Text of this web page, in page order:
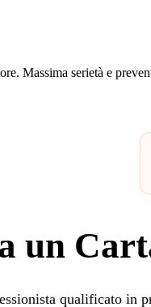
Massima serietà e
un
qualificato in